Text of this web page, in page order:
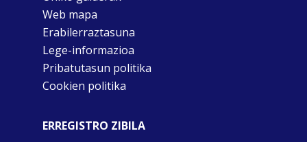
Web mapa
Erabilerraztasuna
Lege-informazioa
Pribatutasun politika
Cookien politika
ERREGISTRO ZIBILA